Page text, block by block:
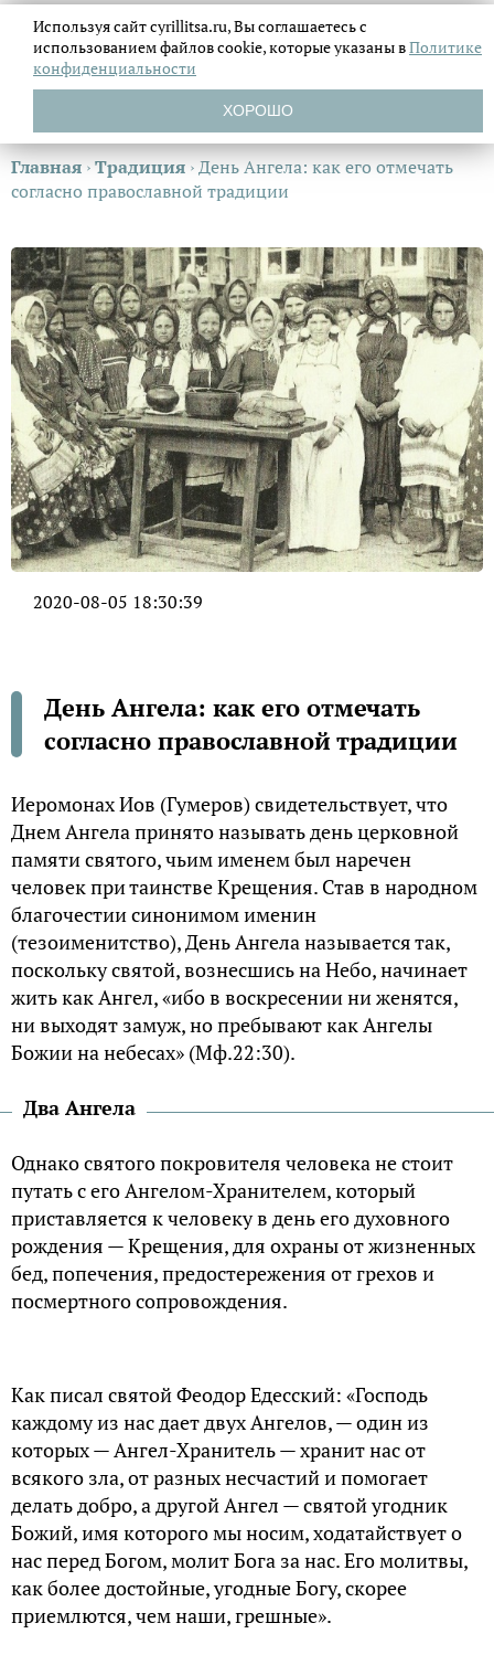
Главная ›Традиция ›День Ангела: как его отмечать
согласно православной традиции
2020-08-05 18:30:39
День Ангела: как его отмечать
согласно православной традиции
Иеромонах Иов (Гумеров) свидетельствует, что
Днем Ангела принято называть день церковной
памяти святого, чьим именем был наречен
человек при таинстве Крещения. Став в народном
благочестии синонимом именин
(тезоименитство), День Ангела называется так,
поскольку святой, вознесшись на Небо, начинает
жить как Ангел, «ибо в воскресении ни женятся,
ни выходят замуж, но пребывают как Ангелы
Божии на небесах» (Мф.22:30).
Два Ангела
Однако святого покровителя человека не стоит
путать с его Ангелом-Хранителем, который
приставляется к человеку в день его духовного
рождения — Крещения, для охраны от жизненных
бед, попечения, предостережения от грехов и
посмертного сопровождения.
Как писал святой Феодор Едесский: «Господь
каждому из нас дает двух Ангелов, — один из
которых — Ангел-Хранитель — хранит нас от
всякого зла, от разных несчастий и помогает
делать добро, а другой Ангел — святой угодник
Божий, имя которого мы носим, ходатайствует о
нас перед Богом, молит Бога за нас. Его молитвы,
как более достойные, угодные Богу, скорее
приемлются, чем наши, грешные».
Используя сайт cyrillitsa.ru, Вы соглашаетесь с
использованием файловcookie, которые указаны вПолитике
конфиденциальности
ХОРОШО